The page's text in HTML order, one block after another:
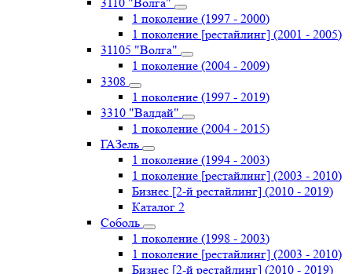
1 поколение (1997 - 2000)
1 поколение [рестайлинг] (2001 - 2005)
31105 "Волга"
1 поколение (2004 - 2009)
3308
1 поколение (1997 - 2019)
3310 "Валдай"
1 поколение (2004 - 2015)
ГАЗель
1 поколение (1994 - 2003)
1 поколение [рестайлинг] (2003 - 2010)
Бизнес [2-й рестайлинг] (2010 - 2019)
Каталог 2
Соболь
1 поколение (1998 - 2003)
1 поколение [рестайлинг] (2003 - 2010)
Бизнес [2-й рестайлинг] (2010 - 2019)